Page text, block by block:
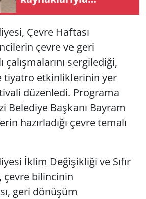
güçlendiriyor
Çevre Haftası
çevre ve geri
sergilediği,
tiyatro etkinliklerinin yer
düzenledi. Programa
Belediye Başkanı Bayram
hazırladığı çevre temalı
İklim Değişikliği ve Sıfır
çevre bilincinin
geri dönüşüm